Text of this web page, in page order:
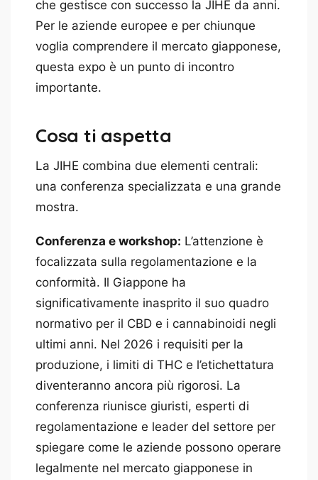
che gestisce con successo la JIHE da anni.
Per le aziende europee e per chiunque
voglia comprendere il mercato giapponese,
questa expo è un punto di incontro
importante.
Cosa ti aspetta
La JIHE combina due elementi centrali:
una conferenza specializzata e una grande
mostra.
Conferenza e workshop: L’attenzione è
focalizzata sulla regolamentazione e la
conformità. Il Giappone ha
significativamente inasprito il suo quadro
normativo per il CBD e i cannabinoidi negli
ultimi anni. Nel 2026 i requisiti per la
produzione, i limiti di THC e l’etichettatura
diventeranno ancora più rigorosi. La
conferenza riunisce giuristi, esperti di
regolamentazione e leader del settore per
spiegare come le aziende possono operare
legalmente nel mercato giapponese in